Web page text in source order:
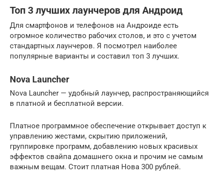
Топ 3 лучших лаунчеров для Андроид
Для смартфонов и телефонов на Андроиде есть
огромное количество рабочих столов, и это с учетом
стандартных лаунчеров. Я посмотрел наиболее
популярные варианты и составил топ 3 лучших.
Nova Launcher
Nova Launcher — удобный лаунчер, распространяющийся
в платной и бесплатной версии.
Платное программное обеспечение открывает доступ к
управлению жестами, скрытию приложений,
группировке программ, добавлению новых красивых
эффектов свайпа домашнего окна и прочим не самым
важным вещам. Стоит платная Нова 300 рублей.